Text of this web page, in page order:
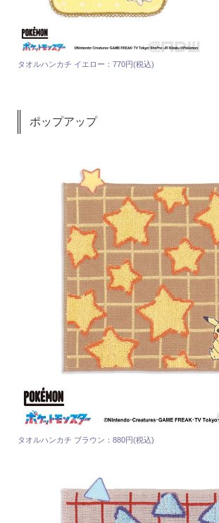
タオルハンカチ イエロー：770円(税込)
ポップアップ
タオルハンカチ ブラウン：880円(税込)